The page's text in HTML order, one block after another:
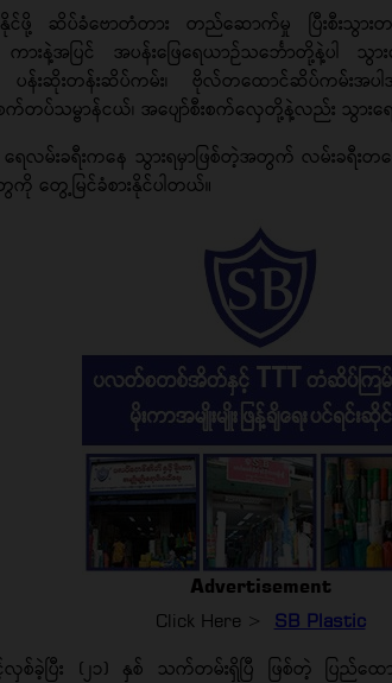
ဆိပ်ခံဗောတံတား တည်ဆောက်မှု ပြီးစီးသွား
ကားနဲ့အပြင် အပန်းဖြေရေယာဉ်သင်္ဘောတို့နဲ့ပါ သွ
ကို ပန်းဆိုးတန်းဆိပ်ကမ်း၊ ဗိုလ်တထောင်ဆိပ်ကမ်းအ
ပ်သမ္ဗာန်ငယ်၊ အပျော်စီးစက်လှေတို့နဲ့လည်း သွား
းခရီးကနေ သွားရမှာဖြစ်တဲ့အတွက် လမ်းခရီးတလျှေ
ကို တွေ့မြင်ခံစားနိုင်ပါတယ်။
Advertisement
Click Here > SB Plastic
လှစ်ခဲ့ပြီး (၂၁) နှစ် သက်တမ်းရှိပြီ ဖြစ်တဲ့ ပြည်ထေ